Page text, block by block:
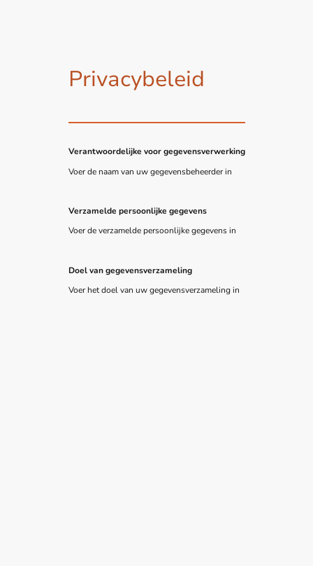
Privacybeleid
Verantwoordelijke voor gegevensverwerking
Voer de naam van uw gegevensbeheerder in
Verzamelde persoonlijke gegevens
Voer de verzamelde persoonlijke gegevens in
Doel van gegevensverzameling
Voer het doel van uw gegevensverzameling in